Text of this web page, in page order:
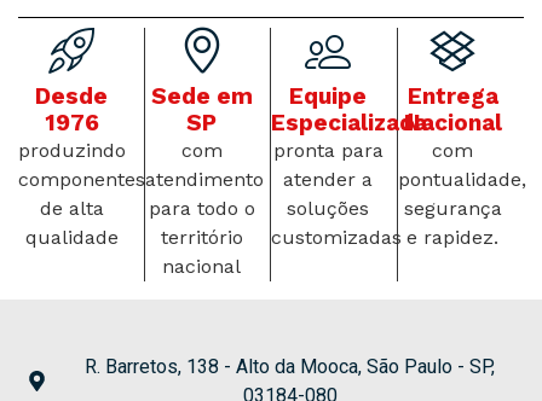
Desde
1976
produzindo
componentes
de alta
qualidade
Sede em
SP
com
atendimento
para todo o
território
nacional
Equipe
Especializada
pronta para
atender a
soluções
customizadas
Entrega
Nacional
com
pontualidade,
segurança
e rapidez.
R. Barretos, 138 - Alto da Mooca, São Paulo - SP,
03184-080